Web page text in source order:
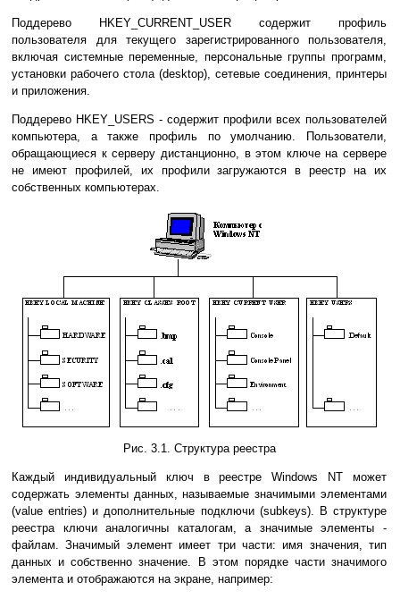
Поддерево HKEY_CURRENT_USER содержит профиль
пользователя для текущего зарегистрированного пользователя,
включая системные переменные, персональные группы программ,
установки рабочего стола (desktop), сетевые соединения, принтеры
и приложения.
Поддерево HKEY_USERS - содержит профили всех пользователей
компьютера, а также профиль по умолчанию. Пользователи,
обращающиеся к серверу дистанционно, в этом ключе на сервере
не имеют профилей, их профили загружаются в реестр на их
собственных компьютерах.
Рис. 3.1. Структура реестра
Каждый индивидуальный ключ в реестре Windows NT может
содержать элементы данных, называемые значимыми элементами
(value entries) и дополнительные подключи (subkeys). В структуре
реестра ключи аналогичны каталогам, а значимые элементы -
файлам. Значимый элемент имеет три части: имя значения, тип
данных и собственно значение. В этом порядке части значимого
элемента и отображаются на экране, например: